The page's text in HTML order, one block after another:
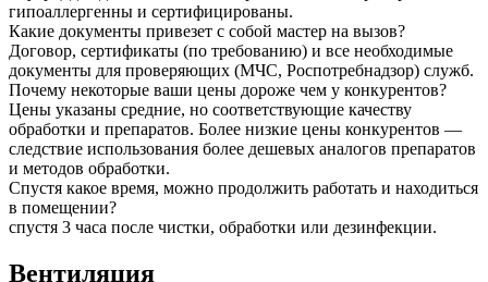
гипоаллергенны и сертифицированы.
Какие документы привезет с собой мастер на вызов?
Договор, сертификаты (по требованию) и все необходимые
документы для проверяющих (МЧС, Роспотребнадзор) служб.
Почему некоторые ваши цены дороже чем у конкурентов?
Цены указаны средние, но соответствующие качеству
обработки и препаратов. Более низкие цены конкурентов —
следствие использования более дешевых аналогов препаратов
и методов обработки.
Спустя какое время, можно продолжить работать и находиться
в помещении?
спустя 3 часа после чистки, обработки или дезинфекции.
Вентиляция